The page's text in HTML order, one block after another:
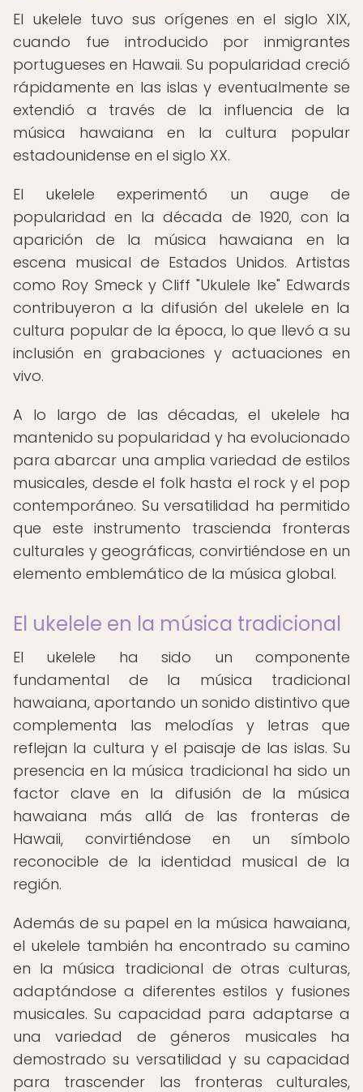
El ukelele tuvo sus orígenes en el siglo XIX,
cuando fue introducido por inmigrantes
portugueses en Hawaii. Su popularidad creció
rápidamente en las islas y eventualmente se
extendió a través de la influencia de la
música hawaiana en la cultura popular
estadounidense en el siglo XX.
El ukelele experimentó un auge de
popularidad en la década de 1920, con la
aparición de la música hawaiana en la
escena musical de Estados Unidos. Artistas
como Roy Smeck y Cliff "Ukulele Ike" Edwards
contribuyeron a la difusión del ukelele en la
cultura popular de la época, lo que llevó a su
inclusión en grabaciones y actuaciones en
vivo.
A lo largo de las décadas, el ukelele ha
mantenido su popularidad y ha evolucionado
para abarcar una amplia variedad de estilos
musicales, desde el folk hasta el rock y el pop
contemporáneo. Su versatilidad ha permitido
que este instrumento trascienda fronteras
culturales y geográficas, convirtiéndose en un
elemento emblemático de la música global.
El ukelele en la música tradicional
El ukelele ha sido un componente
fundamental de la música tradicional
hawaiana, aportando un sonido distintivo que
complementa las melodías y letras que
reflejan la cultura y el paisaje de las islas. Su
presencia en la música tradicional ha sido un
factor clave en la difusión de la música
hawaiana más allá de las fronteras de
Hawaii, convirtiéndose en un símbolo
reconocible de la identidad musical de la
región.
Además de su papel en la música hawaiana,
el ukelele también ha encontrado su camino
en la música tradicional de otras culturas,
adaptándose a diferentes estilos y fusiones
musicales. Su capacidad para adaptarse a
una variedad de géneros musicales ha
demostrado su versatilidad y su capacidad
para trascender las fronteras culturales,